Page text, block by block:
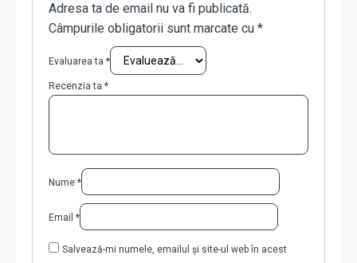
Adresa ta de email nu va fi publicată.
Câmpurile obligatorii sunt marcate cu *
Evaluarea ta *
Recenzia ta *
Nume *
Email *
Salvează-mi numele, emailul și site-ul web în acest